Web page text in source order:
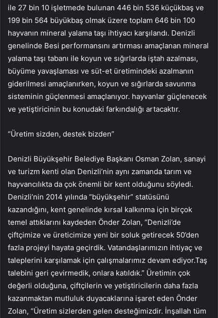
ile 27 bin 10 işletmede bulunan 446 bin 536 küçükbaş ve
199 bin 564 büyükbaş olmak üzere toplam 646 bin 100
hayvanın mineral yalama taşı ihtiyacı karşılandı. Denizli
genelinde Besi performansını artırması amaçlanan mineral
yalama taşı tabanı ile koyun ve sığırlarda iştah azalması,
büyüme yavaşlaması ve süt-et üretimindeki azalmanın
giderilmesi amaçlanırken, koyun ve sığırlarda savunma
sisteminin güçlenmesi amaçlanıyor. hayvanlar güçlenecek
ve yetiştiricinin bu konudaki farkındalığı artacaktır.
“Üretim sizden, destek bizden”
Denizli Büyükşehir Belediye Başkanı Osman Zolan, sanayi
ve turizm kenti olan Denizli’nin aynı zamanda tarım ve
hayvancılıkta da çok önemli bir kent olduğunu söyledi.
Denizli’nin 2014 yılında “büyükşehir” statüsünü
kazandığını, kent genelinde kırsal kalkınma için birçok
temel attıklarını kaydeden Önder Zolan, “Denizli’de
çiftçimize ve üreticimize yeni bir soluk getirecek 50’den
fazla projeyi hayata geçirdik. Vatandaşlarımızın ihtiyaç ve
taleplerini karşılamak için çalışmalarımız devam ediyor.Taş
talebini geri çevirmedik, onlara katıldık.” Üretimin çok
değerli olduğuna, çiftçilerin ve yetiştiricilerin daha fazla
kazanmaktan mutluluk duyacaklarına işaret eden Önder
Zolan, “Üretim sizlerden gelen desteğimizdir. İnşallah tüm